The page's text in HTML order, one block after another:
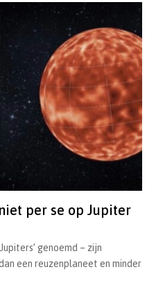
per se op Jupiter
genoemd – zijn
een reuzenplaneet en minder